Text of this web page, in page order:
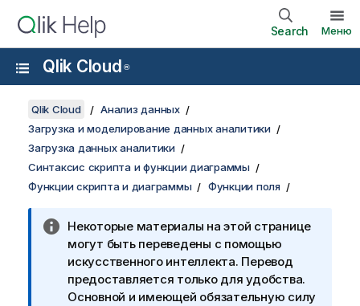
Search Меню
Qlik Cloud ®
Qlik Cloud
Анализ данных
Загрузка и моделирование данных аналитики
Загрузка данных аналитики
Синтаксис скрипта и функции диаграммы
Функции скрипта и диаграммы
Функции поля
Некоторые материалы на этой странице
могут быть переведены с помощью
искусственного интеллекта. Перевод
предоставляется только для удобства.
Основной и имеющей обязательную силу